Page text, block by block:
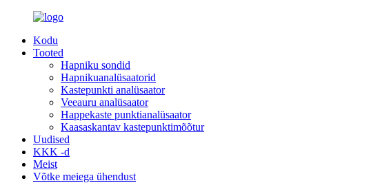
Kodu
Tooted
Hapniku sondid
Hapnikuanalüsaatorid
Kastepunkti analüsaator
Veeauru analüsaator
Happekaste punktianalüsaator
Kaasaskantav kastepunktimõõtur
Uudised
KKK -d
Meist
Võtke meiega ühendust